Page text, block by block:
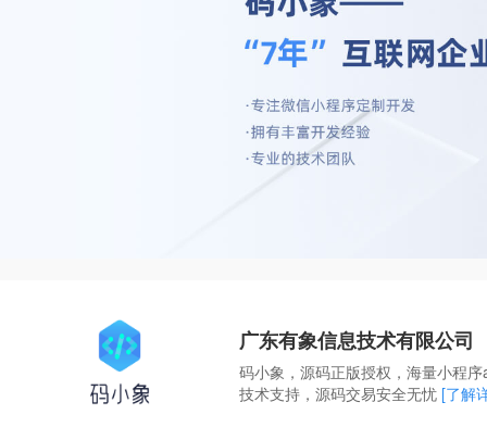
广东有象信息技术有限公司
码小象，源码正版授权，海量小程
技术支持，源码交易安全无忧 [了解